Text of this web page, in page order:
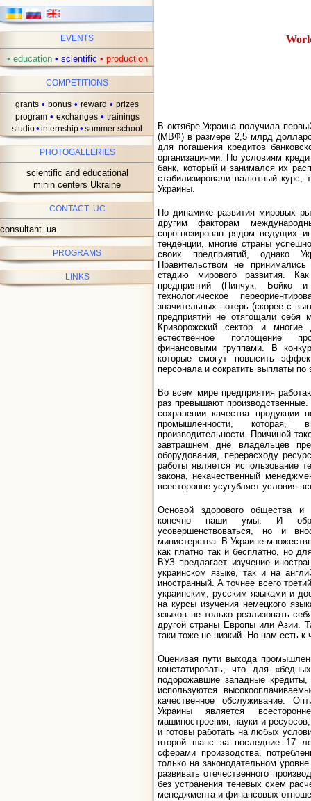
EVENTS
• education • scientific • production
COMPETITIONS
grants • bonus • reward • prizes
program • exchanges • trainings
studio• internship• summer school
PHOTOGALLERIES
scientific and educational
minin centers Ukraine
CONTACT UC
consultant_ua
PROGRAMS
LINKS
В октябре Украина получила
(МВФ) в размере 2,5 млрд
для погашения кредитов
организациями. По условиям
банк, который и занимался их
стабилизировали валютный курс,
Украины.
По динамике развития мировых
другим факторам
спрогнозирован рядом ведущих
тенденции, многие страны
своих предприятий, однако
Правительством не
стадию мирового развития.
предприятий (Пинчук, Бойко
технологическое
значительных потерь (скорее с
предприятий не отягощали
Криворожский сектор и многие
естественное поглощение
финансовыми группами. В
которые смогут повысить
персонала и сократить выплаты по
Во всем мире предприятия
раз превышают
сохранении качества продукции
промышленности,
производительности. Причиной
завтрашнем дне владельцев
оборудования, перерасходу
работы является использование
закона, некачественный
всесторонне усугубляет условия
Основой здорового общества и
конечно наши умы. И
усовершенствоваться, но и
министерства. В Украине
как платно так и бесплатно, но
ВУЗ предлагает изучение
украинском языке, так и на
иностранный. А точнее всего
украинским, русским языками и
на курсы изучения немецкого
языков не только реализовать
другой страны Европы или Азии.
таки тоже не низкий. Но нам есть к
Оценивая пути выхода
констатировать, что для
подорожавшие западные
используются
качественное обслуживание.
Украины является
машиностроения, науки и
и готовы работать на любых
второй шанс за последние 17
сферами производства,
только на законодательном
развивать отечественного
без устранения теневых схем
менеджмента и финансовых